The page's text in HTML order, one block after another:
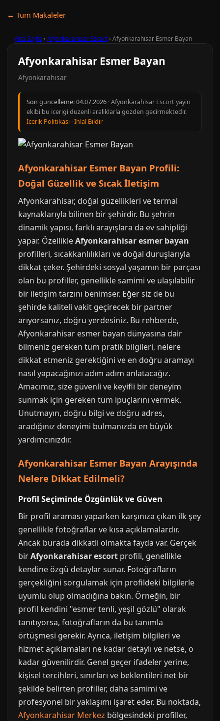
← Tum Makaleler
Ana Sayfa › Afyonkarahisar Escort› Afyonkarahisar Esmer Bayan
Afyonkarahisar Esmer Bayan
Afyonkarahisar
Son guncelleme:04.07.2026 · Afyonkarahisar Escort yayin
ekibi bu icerigi duzenli araliklarla gozden gecirmektedir.
Icerik Politikasi ·Ihlal Bildir
Afyonkarahisar Esmer Bayan Profili:
Doğal Güzellik ve Sıcak İletişim
Afyonkarahisar, doğal güzellikleri ve termal
kaynaklarıyla bilinen bir şehirdir. Bu şehrin
dinamik yapısı, farklı arayışlara da ev sahipliği
yapar. ÖzellikleAfyonkarahisar esmer bayan
profilleri, sıcakkanlılıkları ve doğal duruşlarıyla
dikkat çeker. Şehirdeki sosyal yaşamın bir parçası
olan bu profiller, genellikle samimi ve ulaşılabilir
bir iletişim tarzını benimser. Eğer siz de bu
şehirde kaliteli vakit geçirecek bir partner
arıyorsanız, doğru yerdesiniz. Bu rehberde,
Afyonkarahisar esmer bayan dünyasına dair
bilmeniz gereken tüm pratik bilgileri, nelere
dikkat etmeniz gerektiğini ve en doğru aramayı
nasıl yapacağınızı adım adım anlatacağız.
Amacımız, size güvenli ve keyifli bir deneyim
sunmak için gereken tüm ipuçlarını vermek.
Unutmayın, doğru bilgi ve doğru adres,
aradığınız deneyimi bulmanızda en büyük
yardımcınızdır.
Afyonkarahisar Esmer Bayan Arayışında
Nelere Dikkat Edilmeli?
Profil Seçiminde Özgünlük ve Güven
Bir profil araması yaparken karşınıza çıkan ilk şey
genellikle fotoğraflar ve kısa açıklamalardır.
Ancak burada dikkatli olmakta fayda var. Gerçek
birAfyonkarahisar escort profili, genellikle
kendine özgü detaylar sunar. Fotoğrafların
gerçekliğini sorgulamak için profildeki bilgilerle
uyumlu olup olmadığına bakın. Örneğin, bir
profil kendini "esmer tenli, yeşil gözlü" olarak
tanıtıyorsa, fotoğrafların da bu tanımla
örtüşmesi gerekir. Ayrıca, iletişim bilgileri ve
hizmet açıklamaları ne kadar detaylı ve netse, o
kadar güvenilirdir. Genel geçer ifadeler yerine,
kişisel tercihleri, sınırları ve beklentileri net bir
şekilde belirten profiller, daha samimi ve
profesyonel bir yaklaşımı işaret eder. Bu noktada,
Afyonkarahisar Merkez bölgesindeki profiller,